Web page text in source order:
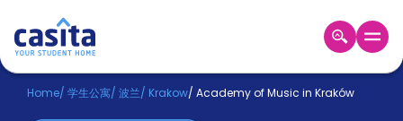
Home ZH EUR
Home/ 学生公寓/ 波兰/ Krakow/ Academy of Music in Kraków